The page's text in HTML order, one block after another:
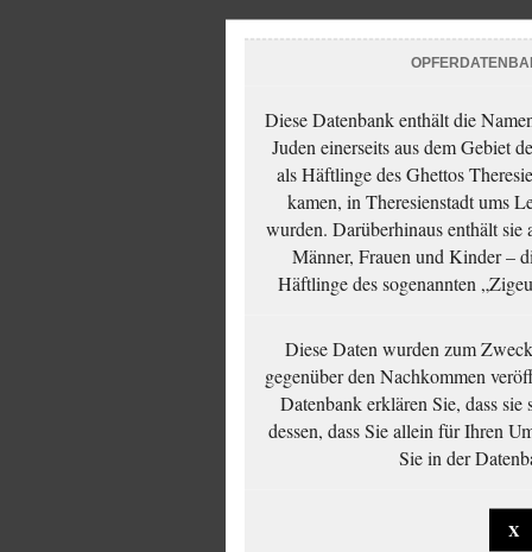
Diese Datenbank enthält die
Juden einerseits aus dem Gebiet
als Häftlinge des Ghettos
kamen, in Theresienstadt ums
wurden. Darüberhinaus enthält
Männer, Frauen und Kinder –
Häftlinge des sogenannten
Diese Daten wurden zum
gegenüber den Nachkommen
Datenbank erklären Sie, dass sie
dessen, dass Sie allein für Ihren
Sie in der
X